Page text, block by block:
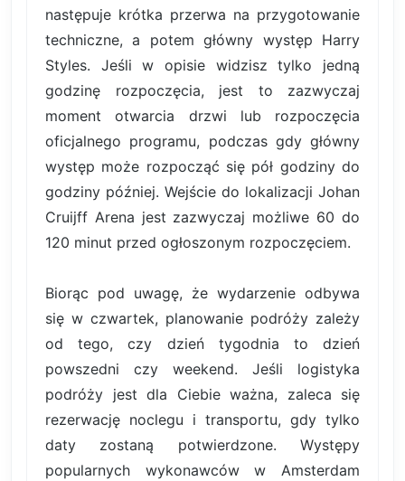
następuje krótka przerwa na przygotowanie
techniczne, a potem główny występ Harry
Styles. Jeśli w opisie widzisz tylko jedną
godzinę rozpoczęcia, jest to zazwyczaj
moment otwarcia drzwi lub rozpoczęcia
oficjalnego programu, podczas gdy główny
występ może rozpocząć się pół godziny do
godziny później. Wejście do lokalizacji Johan
Cruijff Arena jest zazwyczaj możliwe 60 do
120 minut przed ogłoszonym rozpoczęciem.
Biorąc pod uwagę, że wydarzenie odbywa
się w czwartek, planowanie podróży zależy
od tego, czy dzień tygodnia to dzień
powszedni czy weekend. Jeśli logistyka
podróży jest dla Ciebie ważna, zaleca się
rezerwację noclegu i transportu, gdy tylko
daty zostaną potwierdzone. Występy
popularnych wykonawców w Amsterdam